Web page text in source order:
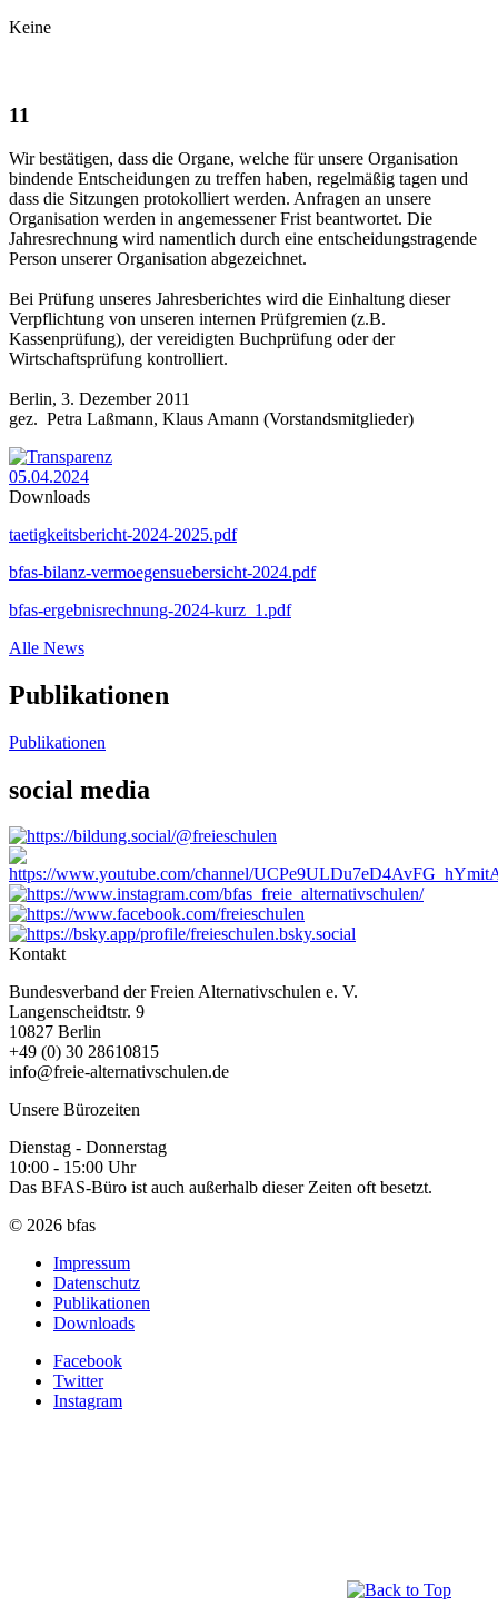
Keine
11
Wir bestätigen, dass die Organe, welche für unsere Organisation
bindende Entscheidungen zu treffen haben, regelmäßig tagen und
dass die Sitzungen protokolliert werden. Anfragen an unsere
Organisation werden in angemessener Frist beantwortet. Die
Jahresrechnung wird namentlich durch eine entscheidungstragende
Person unserer Organisation abgezeichnet.
Bei Prüfung unseres Jahresberichtes wird die Einhaltung dieser
Verpflichtung von unseren internen Prüfgremien (z.B.
Kassenprüfung), der vereidigten Buchprüfung oder der
Wirtschaftsprüfung kontrolliert.
Berlin, 3. Dezember 2011
gez. Petra Laßmann, Klaus Amann (Vorstandsmitglieder)
05.04.2024
Downloads
taetigkeitsbericht-2024-2025.pdf
bfas-bilanz-vermoegensuebersicht-2024.pdf
bfas-ergebnisrechnung-2024-kurz_1.pdf
Alle News
Publikationen
Publikationen
social media
Kontakt
Bundesverband der Freien Alternativschulen e. V.
Langenscheidtstr. 9
10827 Berlin
+49 (0) 30 28610815
info@freie-alternativschulen.de
Unsere Bürozeiten
Dienstag - Donnerstag
10:00 - 15:00 Uhr
Das BFAS-Büro ist auch außerhalb dieser Zeiten oft besetzt.
© 2026 bfas
Impressum
Datenschutz
Publikationen
Downloads
Facebook
Twitter
Instagram